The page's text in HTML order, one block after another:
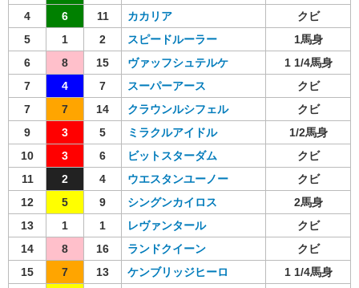
4
6 11 カカリア
クビ
5
1 2 スピードルーラー
1馬身
6
8 15 ヴァッフシュテルケ
1 1/4馬身
7
4 7 スーパーアース
クビ
7
7 14 クラウンルシフェル
クビ
9
3 5 ミラクルアイドル
1/2馬身
10
3 6 ビットスターダム
クビ
11
2 4 ウエスタンユーノー
クビ
12
5 9 シングンカイロス
2馬身
13
1 1 レヴァンタール
クビ
14
8 16 ランドクイーン
クビ
15
7 13 ケンブリッジヒーロ
1 1/4馬身